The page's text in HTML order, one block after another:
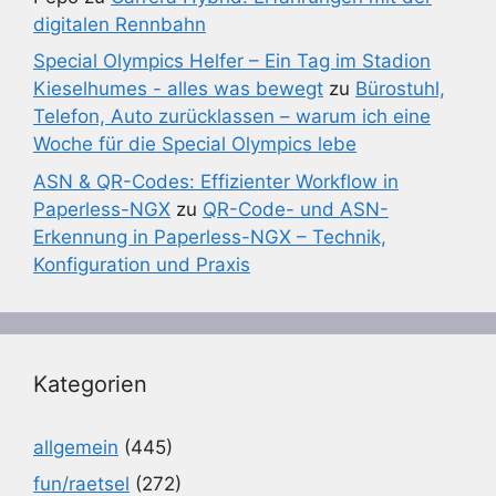
digitalen Rennbahn
Special Olympics Helfer – Ein Tag im Stadion
Kieselhumes - alles was bewegt zu Bürostuhl,
Telefon, Auto zurücklassen – warum ich eine
Woche für die Special Olympics lebe
ASN & QR-Codes: Effizienter Workflow in
Paperless-NGX zu QR-Code- und ASN-
Erkennung in Paperless-NGX – Technik,
Konfiguration und Praxis
Kategorien
allgemein (445)
fun/raetsel (272)